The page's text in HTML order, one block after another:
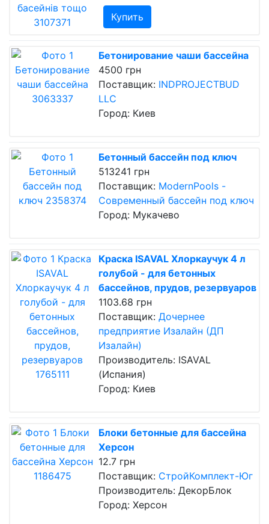
Купить
Бетонирование чаши бассейна
4500 грн
Поставщик: INDPROJECTBUD
LLC
Город: Киев
Бетонный бассейн под ключ
513241 грн
Поставщик: ModernPools -
Современный бассейн под ключ
Город: Мукачево
Краска ISAVAL Хлоркаучук 4 л
голубой - для бетонных
бассейнов, прудов, резервуаров
1103.68 грн
Поставщик: Дочернее
предприятие Изалайн (ДП
Изалайн)
Производитель: ISAVAL
(Испания)
Город: Киев
Блоки бетонные для бассейна
Херсон
12.7 грн
Поставщик: СтройКомплект-Юг
Производитель: ДекорБлок
Город: Херсон